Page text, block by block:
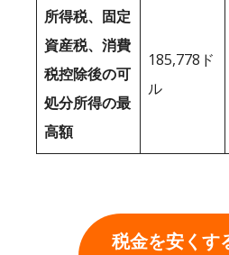
所得税、固定
資産税、消費
税控除後の可
処分所得の最
高額
185,778ド
ル
税金を安くす